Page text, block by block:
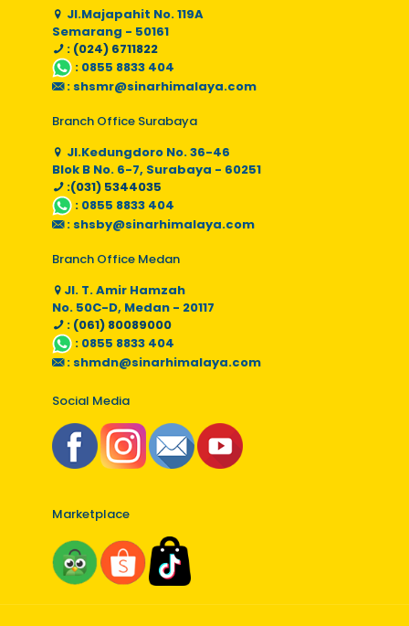
Jl.Majapahit No. 119A
Semarang - 50161
: (024) 6711822
: 0855 8833 404
: shsmr@sinarhimalaya.com
Branch Office Surabaya
Jl.Kedungdoro No. 36-46
Blok B No. 6-7, Surabaya - 60251
:(031) 5344035
: 0855 8833 404
: shsby@sinarhimalaya.com
Branch Office Medan
Jl. T. Amir Hamzah
No. 50C-D, Medan - 20117
: (061) 80089000
: 0855 8833 404
: shmdn@sinarhimalaya.com
Social Media
Marketplace